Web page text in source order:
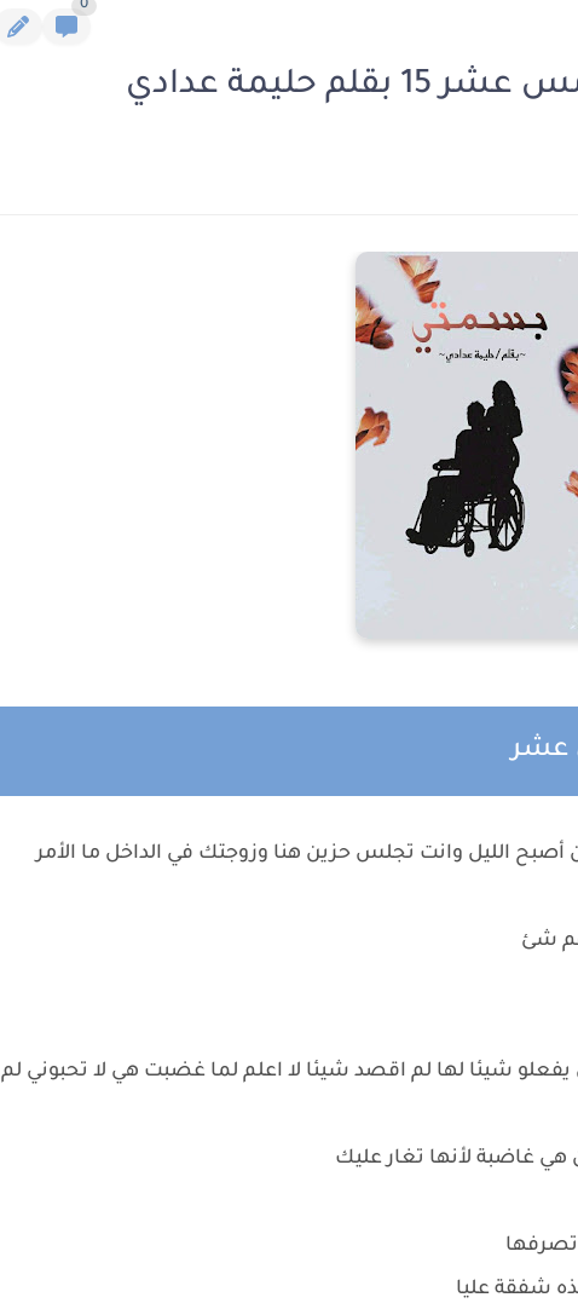
0
حليمة عدادي
عشر
أصبح الليل وانت تجلس حزين هنا وزوجتك في الداخل ما الأمر
شئ
شيئا لها لم اقصد شيئا لا اعلم لما غضبت هي لا تحبوني لم
هي غاضبة لأنها تغار عليك
شفقة عليا